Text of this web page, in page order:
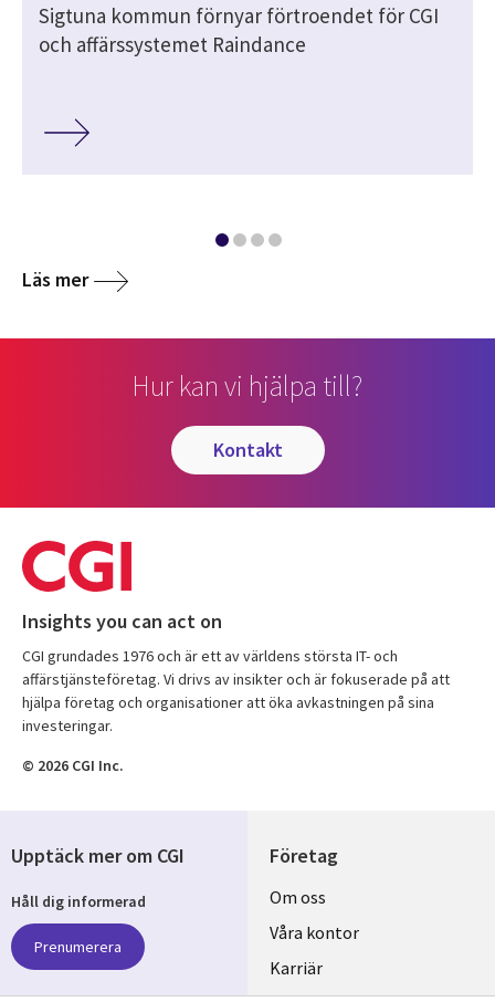
Sigtuna kommun förnyar förtroendet för CGI
och affärssystemet Raindance
Läs mer
Hur kan vi hjälpa till?
kontakt
Insights you can act on
CGI grundades 1976 och är ett av världens största IT- och
affärstjänsteföretag. Vi drivs av insikter och är fokuserade på att
hjälpa företag och organisationer att öka avkastningen på sina
investeringar.
© 2026 CGI Inc.
Företag
Useful
links
SWEDEN
Om oss
Våra kontor
Karriär
Upptäck mer om CGI
Håll dig informerad
Prenumerera